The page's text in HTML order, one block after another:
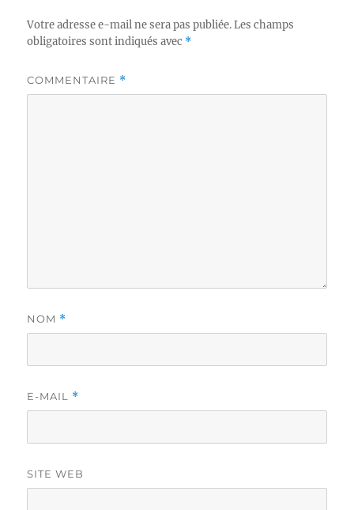
Votre adresse e-mail ne sera pas publiée. Les champs
obligatoires sont indiqués avec *
COMMENTAIRE *
NOM *
E-MAIL *
SITE WEB